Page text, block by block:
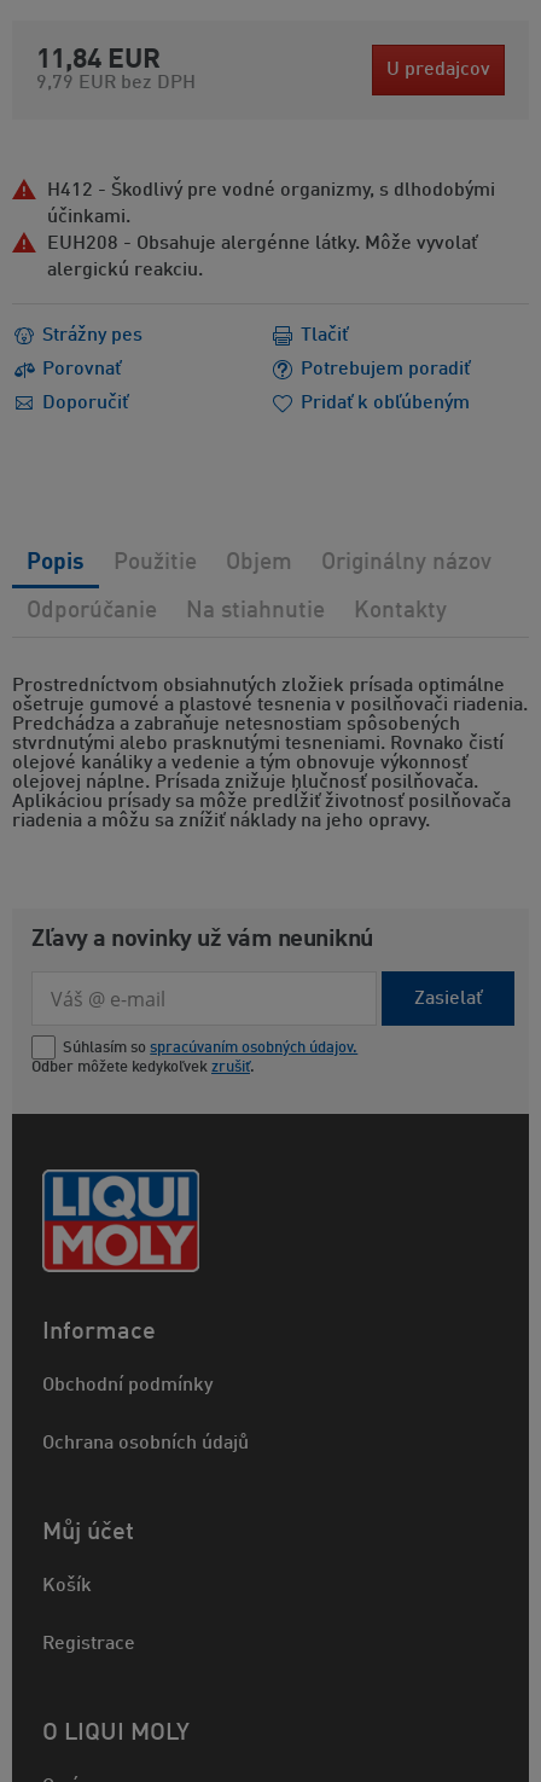
11,84 EUR
9,79 EUR bez DPH
U predajcov
H412 - Škodlivý pre vodné organizmy, s dlhodobými
účinkami.
EUH208 - Obsahuje alergénne látky. Môže vyvolať
alergickú reakciu.
Strážny pes
Porovnať
Potrebujem poradiť
Doporučiť
Tlačiť
Pridať k obľúbeným
Prostredníctvom obsiahnutých zložiek prísada optimálne
ošetruje gumové a plastové tesnenia v posilňovači riadenia.
Predchádza a zabraňuje netesnostiam spôsobených
stvrdnutými alebo prasknutými tesneniami. Rovnako čistí
olejové kanáliky a vedenie a tým obnovuje výkonnosť
olejovej náplne. Prísada znižuje hlučnosť posilňovača.
Aplikáciou prísady sa môže predĺžiť životnosť posilňovača
riadenia a môžu sa znížiť náklady na jeho opravy.
Popis Použitie Objem Originálny názov
Odporúčanie Na stiahnutie Kontakty
Zľavy a novinky už vám neuniknú
Zasielať
Súhlasím so spracúvaním osobných údajov.
Odber môžete kedykoľvek zrušiť.
Informace
Obchodní podmínky
Ochrana osobních údajů
Můj účet
Košík
Registrace
O LIQUI MOLY